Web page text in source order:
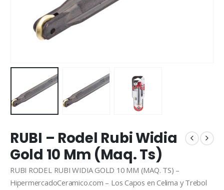
RUBI – Rodel Rubi Widia
Gold 10 Mm (Maq. Ts)
RUBI RODEL RUBI WIDIA GOLD 10 MM (MAQ. TS) –
HipermercadoCeramico.com – Los Capos en Celima y Trebol